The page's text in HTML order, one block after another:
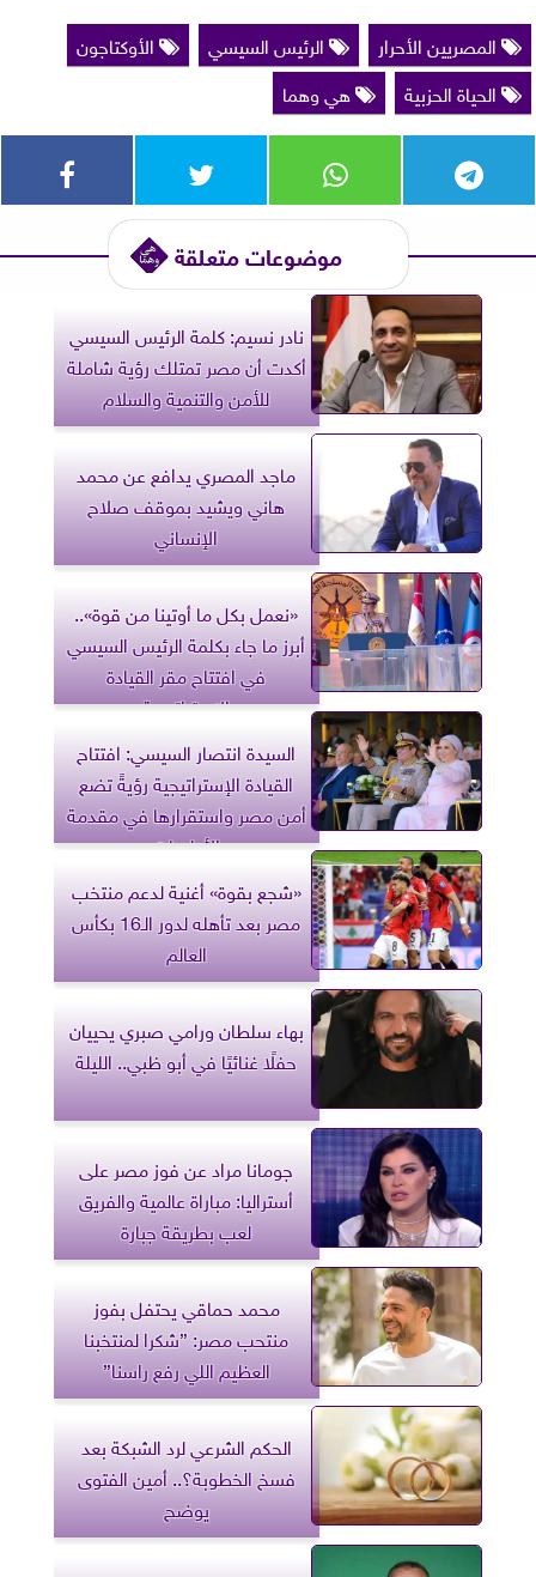
المصريين الأحرار
الرئيس السيسي
الأوكتاجون
الحياة الحزبية
هي وهما
موضوعات متعلقة
نادر نسيم: كلمة الرئيس السيسي
أكدت أن مصر تمتلك رؤية شاملة
للأمن والتنمية والسلام
ماجد المصري يدافع عن محمد
هاني ويشيد بموقف صلاح
الإنساني
«نعمل بكل ما أوتينا من قوة»..
أبرز ما جاء بكلمة الرئيس السيسي
في افتتاح مقر القيادة
الإستراتيجية
السيدة انتصار السيسي: افتتاح
القيادة الإستراتيجية رؤيةً تضع
أمن مصر واستقرارها في مقدمة
الأولويات
«شجع بقوة» أغنية لدعم منتخب
مصر بعد تأهله لدور الـ16 بكأس
العالم
بهاء سلطان ورامي صبري يحييان
حفلًا غنائيًا في أبو ظبي.. الليلة
جومانا مراد عن فوز مصر على
أستراليا: مباراة عالمية والفريق
لعب بطريقة جبارة
محمد حماقي يحتفل بفوز
منتحب مصر: ”شكرا لمنتخبنا
العظيم اللي رفع راسنا”
الحكم الشرعي لرد الشبكة بعد
فسخ الخطوبة؟.. أمين الفتوى
يوضح